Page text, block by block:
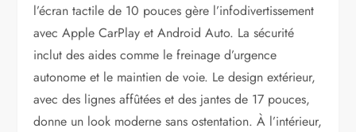
l’écran tactile de 10 pouces gère l’infodivertissement
avec Apple CarPlay et Android Auto. La sécurité
inclut des aides comme le freinage d’urgence
autonome et le maintien de voie. Le design extérieur,
avec des lignes affûtées et des jantes de 17 pouces,
donne un look moderne sans ostentation. À l’intérieur,